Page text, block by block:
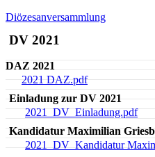
Diözesanversammlung
DV 2021
DAZ 2021
2021 DAZ.pdf
Einladung zur DV 2021
2021_DV_Einladung.pdf
Kandidatur Maximilian
2021_DV_Kandidatur